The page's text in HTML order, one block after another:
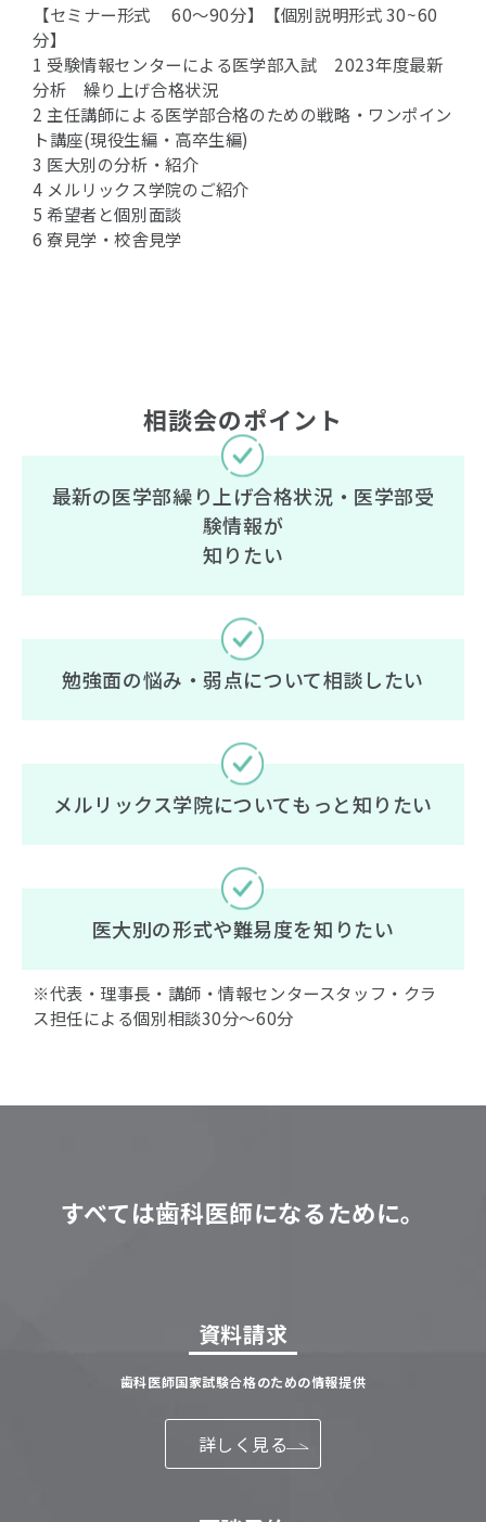
【セミナー形式 60〜90分】【個別説明形式 30~60
分】
1 受験情報センターによる医学部入試 2023年度最新
分析 繰り上げ合格状況
2 主任講師による医学部合格のための戦略・ワンポイン
ト講座(現役生編・高卒生編)
3 医大別の分析・紹介
4 メルリックス学院のご紹介
5 希望者と個別面談
6 寮見学・校舎見学
相談会のポイント
最新の医学部繰り上げ合格状況・医学部受
験情報が
知りたい
勉強面の悩み・弱点について相談したい
メルリックス学院についてもっと知りたい
医大別の形式や難易度を知りたい
※代表・理事長・講師・情報センタースタッフ・クラ
ス担任による個別相談30分〜60分
すべては歯科医師になるために。
資料請求
歯科医師国家試験合格のための情報提供
詳しく見る